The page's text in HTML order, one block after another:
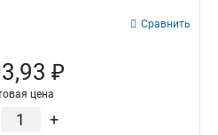
Сравнить
₽
цена
+